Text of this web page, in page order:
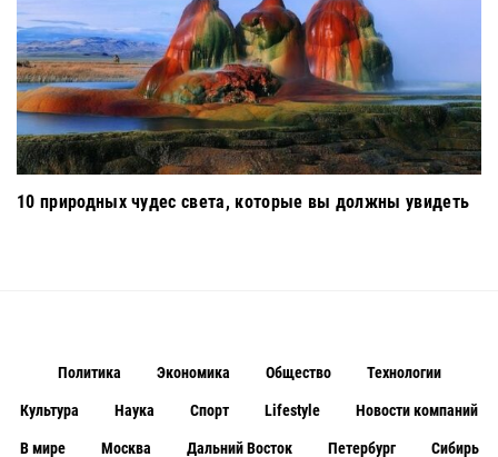
10 природных чудес света, которые вы должны увидеть
Политика Экономика Общество Технологии
Культура Наука Спорт Lifestyle Новости компаний
В мире Москва Дальний Восток Петербург Сибирь